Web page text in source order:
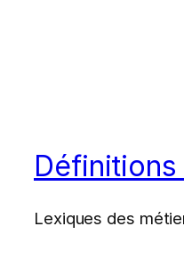
Définitions
Lexiques des